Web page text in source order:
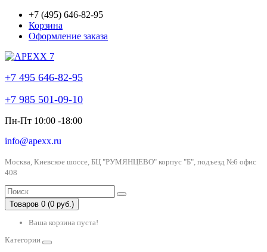
+7 (495) 646-82-95
Корзина
Оформление заказа
+7 495 646-82-95
+7 985 501-09-10
Пн-Пт 10:00 -18:00
info@apexx.ru
Москва, Киевское шоссе, БЦ "РУМЯНЦЕВО" корпус "Б", подъезд №6 офис
408
Товаров 0 (0 руб.)
Ваша корзина пуста!
Категории